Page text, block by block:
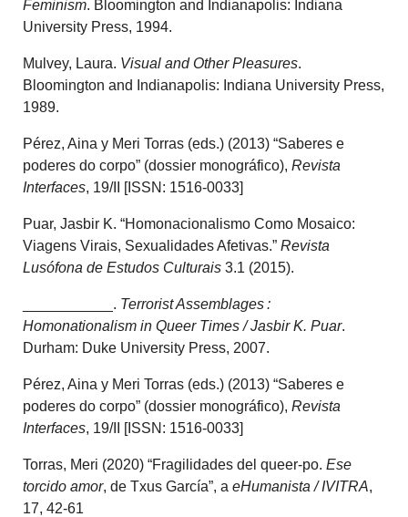
Feminism. Bloomington and Indianapolis: Indiana
University Press, 1994.
Mulvey, Laura. Visual and Other Pleasures.
Bloomington and Indianapolis: Indiana University Press,
1989.
Pérez, Aina y Meri Torras (eds.) (2013) “Saberes e
poderes do corpo” (dossier monográfico),Revista
Interfaces, 19/II [ISSN: 1516-0033]
Puar, Jasbir K. “Homonacionalismo Como Mosaico:
Viagens Virais, Sexualidades Afetivas.”Revista
Lusófona de Estudos Culturais 3.1 (2015).
___________. Terrorist Assemblages :
Homonationalism in Queer Times / Jasbir K. Puar.
Durham: Duke University Press, 2007.
Pérez, Aina y Meri Torras (eds.) (2013) “Saberes e
poderes do corpo” (dossier monográfico),Revista
Interfaces, 19/II [ISSN: 1516-0033]
Torras, Meri (2020) “Fragilidades del queer-po.Ese
torcido amor, de Txus García”, aeHumanista / IVITRA,
17, 42-61